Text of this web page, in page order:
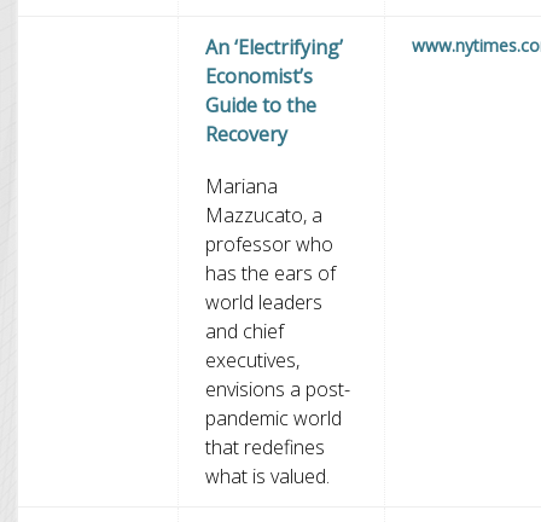
An ‘Electrifying’
Economist’s
Guide to the
Recovery
Mariana
Mazzucato, a
professor who
has the ears of
world leaders
and chief
executives,
envisions a post-
pandemic world
that redefines
what is valued.